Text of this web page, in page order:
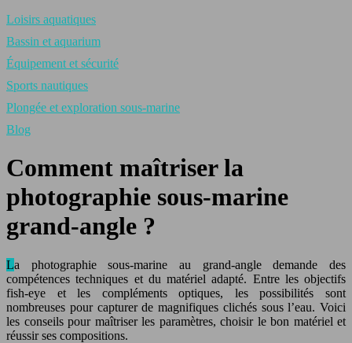
Loisirs aquatiques
Bassin et aquarium
Équipement et sécurité
Sports nautiques
Plongée et exploration sous-marine
Blog
Comment maîtriser la
photographie sous-marine
grand-angle ?
La photographie sous-marine au grand-angle demande des
compétences techniques et du matériel adapté. Entre les objectifs
fish-eye et les compléments optiques, les possibilités sont
nombreuses pour capturer de magnifiques clichés sous l’eau. Voici
les conseils pour maîtriser les paramètres, choisir le bon matériel et
réussir ses compositions.